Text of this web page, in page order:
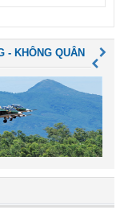
- KHÔNG QUÂN